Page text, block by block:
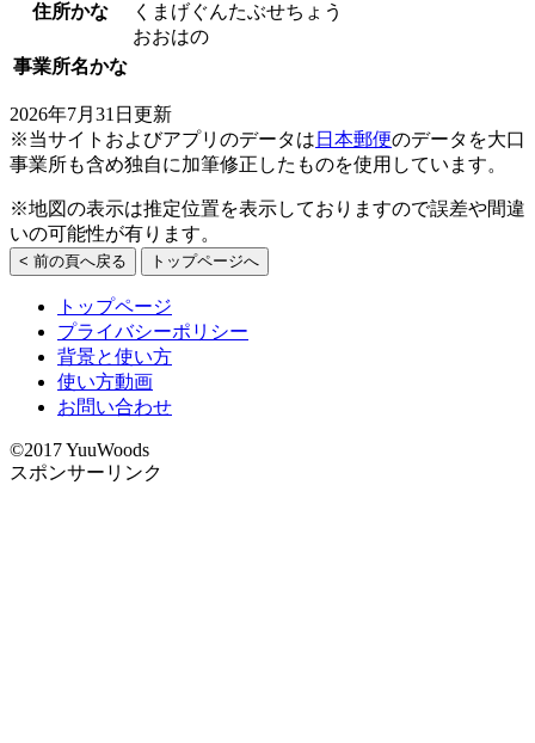
住所かな
くまげぐんたぶせちょう
おおはの
事業所名かな
2026年7月31日更新
※当サイトおよびアプリのデータは 日本郵便のデータを大口
事業所も含め独自に加筆修正したものを使用しています。
※地図の表示は推定位置を表示しておりますので誤差や間違
いの可能性が有ります。
< 前の頁へ戻る トップページへ
トップページ
プライバシーポリシー
背景と使い方
使い方動画
お問い合わせ
©2017 YuuWoods
スポンサーリンク